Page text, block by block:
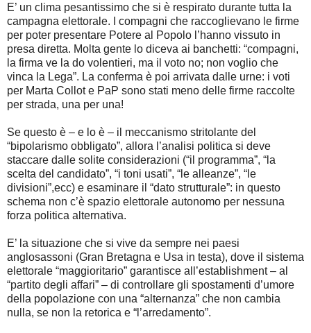
E’ un clima pesantissimo che si è respirato durante tutta la
campagna elettorale. I compagni che raccoglievano le firme
per poter presentare Potere al Popolo l’hanno vissuto in
presa diretta. Molta gente lo diceva ai banchetti: “compagni,
la firma ve la do volentieri, ma il voto no; non voglio che
vinca la Lega”. La conferma è poi arrivata dalle urne: i voti
per Marta Collot e PaP sono stati meno delle firme raccolte
per strada, una per una!
Se questo è – e lo è – il meccanismo stritolante del
“bipolarismo obbligato”, allora l’analisi politica si deve
staccare dalle solite considerazioni (“il programma”, “la
scelta del candidato”, “i toni usati”, “le alleanze”, “le
divisioni”,ecc) e esaminare il “dato strutturale”: in questo
schema non c’è spazio elettorale autonomo per nessuna
forza politica alternativa.
E’ la situazione che si vive da sempre nei paesi
anglosassoni (Gran Bretagna e Usa in testa), dove il sistema
elettorale “maggioritario” garantisce all’establishment – al
“partito degli affari” – di controllare gli spostamenti d’umore
della popolazione con una “alternanza” che non cambia
nulla, se non la retorica e “l’arredamento”.